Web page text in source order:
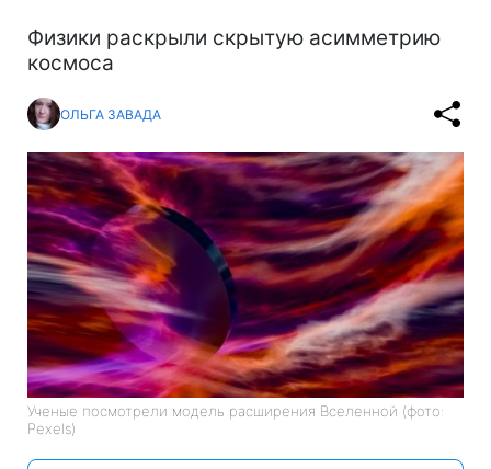
Физики раскрыли скрытую асимметрию
космоса
ОЛЬГА ЗАВАДА
Ученые посмотрели модель расширения Вселенной (фото:
Pexels)